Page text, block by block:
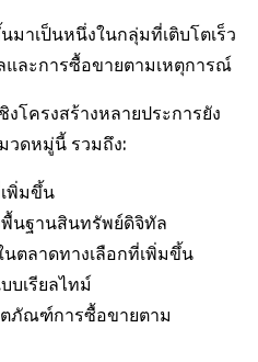
าเป็นหนึ่งในกลุ่มที่เติบโตเร็ว
ละการซื้อขายตามเหตุการณ์
โครงสร้างหลายประการยัง
วดหมู่นี้ รวมถึง:
พิ่มขึ้น
พื้นฐานสินทรัพย์ดิจิทัล
นตลาดทางเลือกที่เพิ่มขึ้น
บเรียลไทม์
ตภัณฑ์การซื้อขายตาม